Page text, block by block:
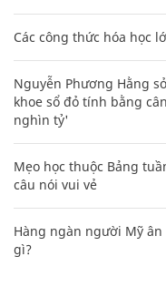
Các công thức hóa học
Nguyễn Phương Hằng
khoe sổ đỏ tính bằng
nghìn tỷ'
Mẹo học thuộc Bảng
câu nói vui vẻ
Hàng ngàn người Mỹ ân
gì?